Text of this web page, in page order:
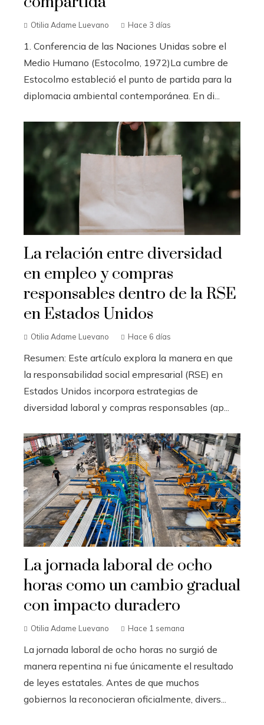
Otilia Adame Luevano Hace 3 días
1. Conferencia de las Naciones Unidas sobre el
Medio Humano (Estocolmo, 1972)La cumbre de
Estocolmo estableció el punto de partida para la
diplomacia ambiental contemporánea. En di...
La relación entre diversidad
en empleo y compras
responsables dentro de la RSE
en Estados Unidos
Otilia Adame Luevano Hace 6 días
Resumen: Este artículo explora la manera en que
la responsabilidad social empresarial (RSE) en
Estados Unidos incorpora estrategias de
diversidad laboral y compras responsables (ap...
La jornada laboral de ocho
horas como un cambio gradual
con impacto duradero
Otilia Adame Luevano Hace 1 semana
La jornada laboral de ocho horas no surgió de
manera repentina ni fue únicamente el resultado
de leyes estatales. Antes de que muchos
gobiernos la reconocieran oficialmente, divers...